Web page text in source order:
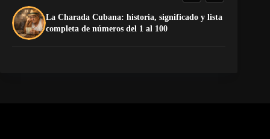
La Charada Cubana: historia, significado y lista
completa de números del 1 al 100